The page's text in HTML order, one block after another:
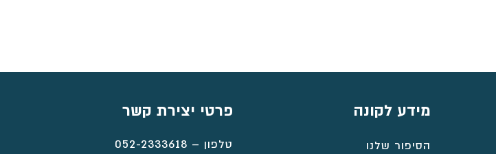
מידע לקונה
הסיפור שלנו
פרטי יצירת קשר
טלפון – 052-2333618